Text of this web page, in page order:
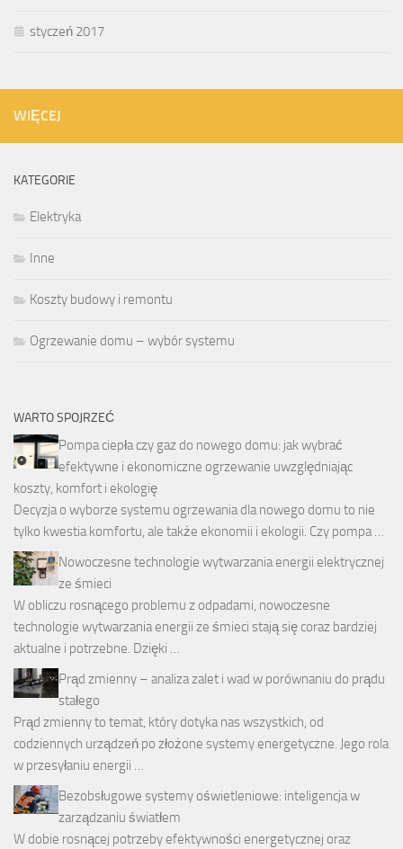
styczeń 2017
WIĘCEJ
KATEGORIE
Elektryka
Inne
Koszty budowy i remontu
Ogrzewanie domu – wybór systemu
WARTO SPOJRZEĆ
Pompa ciepła czy gaz do nowego domu: jak wybrać
efektywne i ekonomiczne ogrzewanie uwzględniając
koszty, komfort i ekologię
Decyzja o wyborze systemu ogrzewania dla nowego domu to nie
tylko kwestia komfortu, ale także ekonomii i ekologii. Czy pompa …
Nowoczesne technologie wytwarzania energii elektrycznej
ze śmieci
W obliczu rosnącego problemu z odpadami, nowoczesne
technologie wytwarzania energii ze śmieci stają się coraz bardziej
aktualne i potrzebne. Dzięki …
Prąd zmienny – analiza zalet i wad w porównaniu do prądu
stałego
Prąd zmienny to temat, który dotyka nas wszystkich, od
codziennych urządzeń po złożone systemy energetyczne. Jego rola
w przesyłaniu energii …
Bezobsługowe systemy oświetleniowe: inteligencja w
zarządzaniu światłem
W dobie rosnącej potrzeby efektywności energetycznej oraz